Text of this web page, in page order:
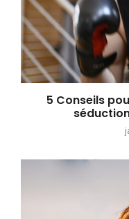
5 Conseils